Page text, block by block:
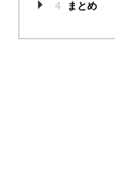
4 まとめ